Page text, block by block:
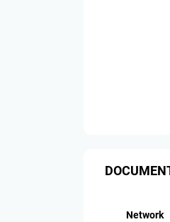
Network